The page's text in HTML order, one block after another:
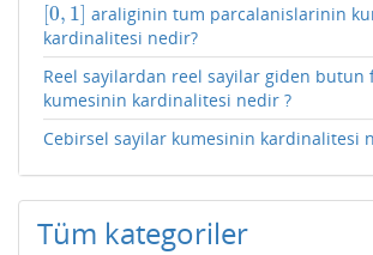
[0, 1]
0,1] araliginin tum parcalanislarinin
kardinalitesi nedir?
Reel sayilardan reel sayilar giden butun
kumesinin kardinalitesi nedir ?
Cebirsel sayilar kumesinin kardinalitesi
Tüm kategoriler